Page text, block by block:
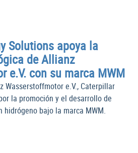
Solutions apoya la
de Allianz
e.V. con su marca MWM
Wasserstoffmotor e.V., Caterpillar
la promoción y el desarrollo de
hidrógeno bajo la marca MWM.